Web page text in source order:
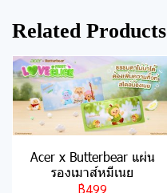
Related Products
Acer x Butterbear แผ่น
รองเมาส์หมีเนย
฿499